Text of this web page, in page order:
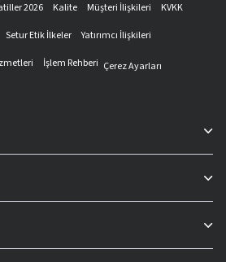
2026 Kalite Müşteri İlişkileri
KVKK
Setur Etik İlkeler
Yatırımcı İlişkileri
İşlem Rehberi Çerez Ayarları